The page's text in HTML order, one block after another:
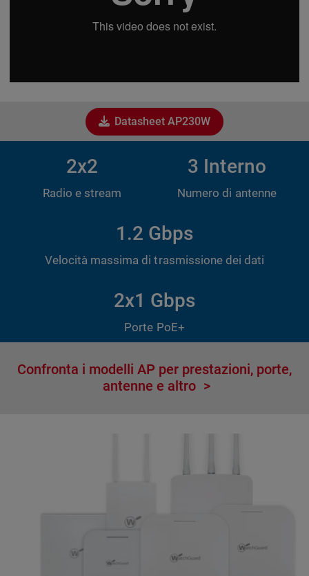
Datasheet AP230W
2x2
Radio e stream
3 Interno
Numero di antenne
1.2 Gbps
Velocità massima di trasmissione dei dati
2x1 Gbps
Porte PoE+
Confronta i modelli AP per prestazioni, porte,
antenne e altro